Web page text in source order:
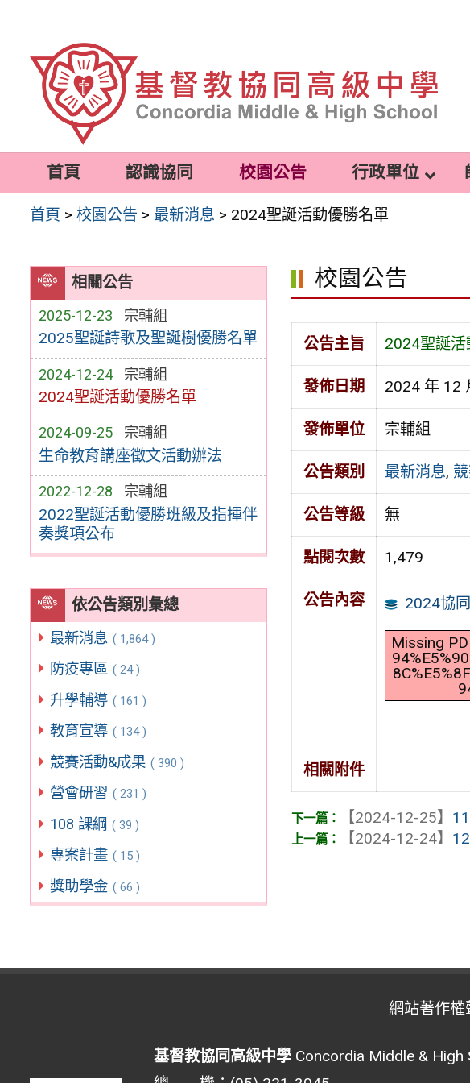
容
首頁 認識協同 校園公告 行政單位
首頁 >校園公告 > 最新消息 > 2024聖誕活動優勝名單
相關公告
2025-12-23 宗輔組
2025聖誕詩歌及聖誕樹優勝名單
2024-12-24 宗輔組
2024聖誕活動優勝名單
2024-09-25 宗輔組
生命教育講座徵文活動辦法
2022-12-28 宗輔組
2022聖誕活動優勝班級及指揮伴
奏獎項公布
依公告類別彙總
最新消息 ( 1,864 )
防疫專區 ( 24 )
升學輔導 ( 161 )
教育宣導 ( 134 )
競賽活動&成果 ( 390 )
營會研習 ( 231 )
108 課綱 ( 39 )
專案計畫 ( 15 )
獎助學金 ( 66 )
校園公告
公告主旨 2024聖誕
發佈日期 2024 年 12
發佈單位 宗輔組
公告類別 最新消息,
公告等級 無
點閱次數 1,479
公告內容 2024協
Missing
相關附件
【2024-12-25】
【2024-12-24】
網站著作權
基督教協同高級中學Concordia Middle & High